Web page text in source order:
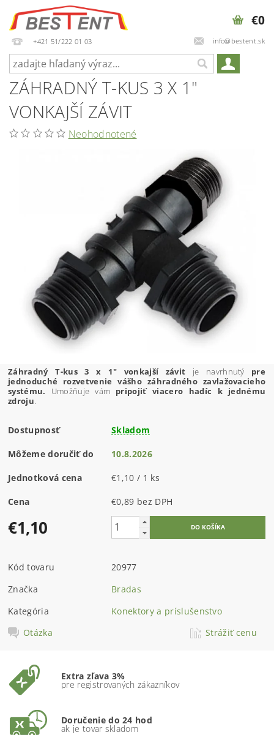
+421 51/222 01 03 info@bestent.sk
€0
ZÁHRADNÝ T-KUS 3 X 1"
VONKAJŠÍ ZÁVIT
Neohodnotené
Záhradný T-kus 3 x 1" vonkajší závit je navrhnutý pre
jednoduché rozvetvenie vášho záhradného zavlažovacieho
systému. Umožňuje vám pripojiť viacero hadíc k jednému
zdroju
Dostupnosť Skladom
Môžeme doručiť do 10.8.2026
Jednotková cena €1,10 / 1 ks
Cena €0,89 bez DPH
€1,10
Kód tovaru
20977
Značka
Bradas
Kategória
Konektory a príslušenstvo
Otázka
Strážiť cenu
Extra zľava 3%
pre registrovaných zákazníkov
Doručenie do 24 hod
ak je tovar skladom